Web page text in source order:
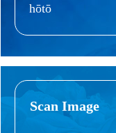
hōtō
Scan Image